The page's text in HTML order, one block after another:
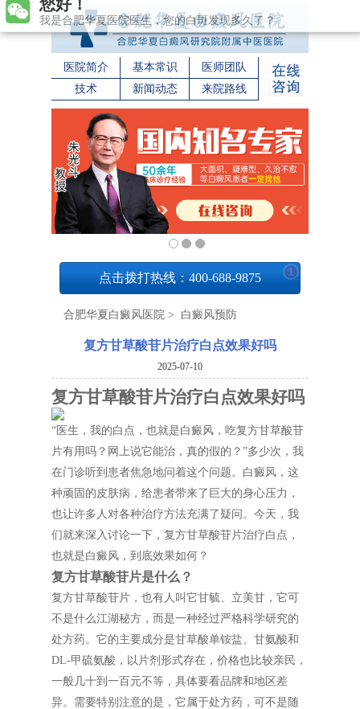
医院简介 基本常识
医师团队
技术
新闻动态 来院路线
点击拨打热线：400-688-9875 1
合肥华夏白癜风医院 > 白癜风预防
复方甘草酸苷片治疗白点效果好吗
2025-07-10
复方甘草酸苷片治疗白点效果好吗
“医生，我的白点，也就是白癜风，吃复方甘草酸苷
片有用吗？网上说它能治，真的假的？”多少次，我
在门诊听到患者焦急地问着这个问题。白癜风，这
种顽固的皮肤病，给患者带来了巨大的身心压力，
也让许多人对各种治疗方法充满了疑问。今天，我
们就来深入讨论一下，复方甘草酸苷片治疗白点，
也就是白癜风，到底效果如何？
复方甘草酸苷片是什么？
复方甘草酸苷片，也有人叫它甘毓、立美甘，它可
不是什么江湖秘方，而是一种经过严格科学研究的
处方药。它的主要成分是甘草酸单铵盐、甘氨酸和
DL-甲硫氨酸，以片剂形式存在，价格也比较亲民，
一般几十到一百元不等，具体要看品牌和地区差
异。需要特别注意的是，它属于处方药，可不是随
您好！
我是合肥华夏医院医生，您的白斑发现多久了？